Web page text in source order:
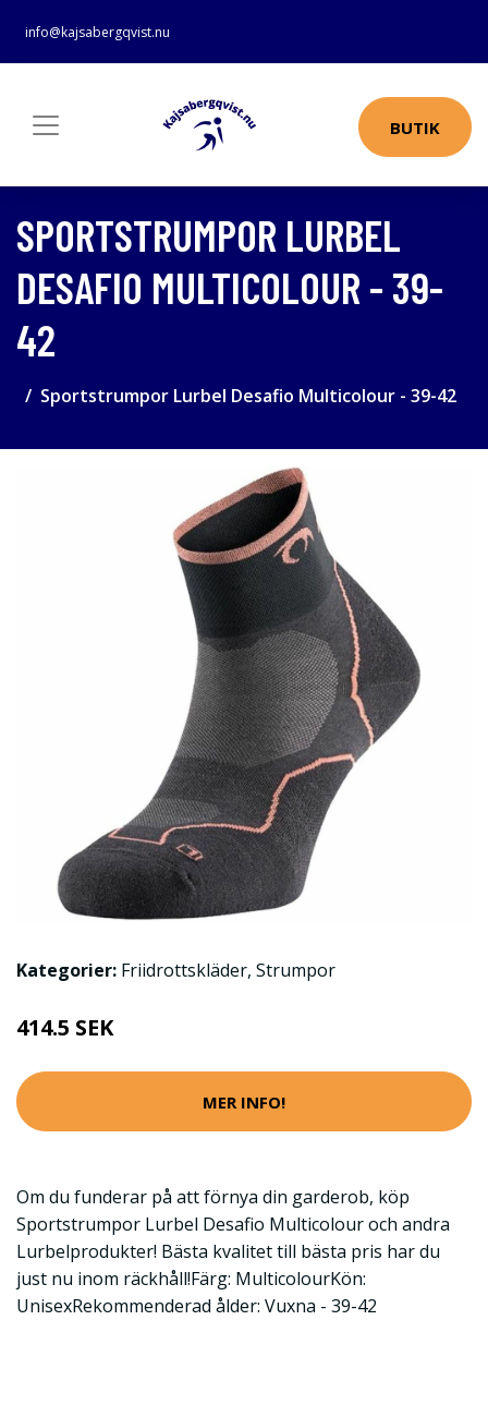
info@kajsabergqvist.nu
BUTIK
SPORTSTRUMPOR LURBEL
DESAFIO MULTICOLOUR - 39-
42
Sportstrumpor Lurbel Desafio Multicolour - 39-42
Kategorier: Friidrottskläder, Strumpor
414.5 SEK
MER INFO!
Om du funderar på att förnya din garderob, köp
Sportstrumpor Lurbel Desafio Multicolour och andra
Lurbelprodukter! Bästa kvalitet till bästa pris har du
just nu inom räckhåll!Färg: MulticolourKön:
UnisexRekommenderad ålder: Vuxna - 39-42